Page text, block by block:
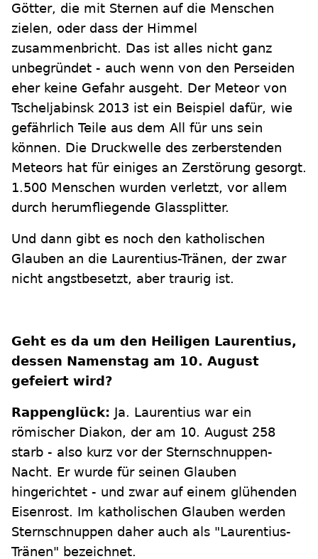
Götter, die mit Sternen auf die Menschen
zielen, oder dass der Himmel
zusammenbricht. Das ist alles nicht ganz
unbegründet - auch wenn von den Perseiden
eher keine Gefahr ausgeht. Der Meteor von
Tscheljabinsk 2013 ist ein Beispiel dafür, wie
gefährlich Teile aus dem All für uns sein
können. Die Druckwelle des zerberstenden
Meteors hat für einiges an Zerstörung gesorgt.
1.500 Menschen wurden verletzt, vor allem
durch herumfliegende Glassplitter.
Und dann gibt es noch den katholischen
Glauben an die Laurentius-Tränen, der zwar
nicht angstbesetzt, aber traurig ist.
Geht es da um den Heiligen Laurentius,
dessen Namenstag am 10. August
gefeiert wird?
Rappenglück: Ja. Laurentius war ein
römischer Diakon, der am 10. August 258
starb - also kurz vor der Sternschnuppen-
Nacht. Er wurde für seinen Glauben
hingerichtet - und zwar auf einem glühenden
Eisenrost. Im katholischen Glauben werden
Sternschnuppen daher auch als "Laurentius-
Tränen" bezeichnet.